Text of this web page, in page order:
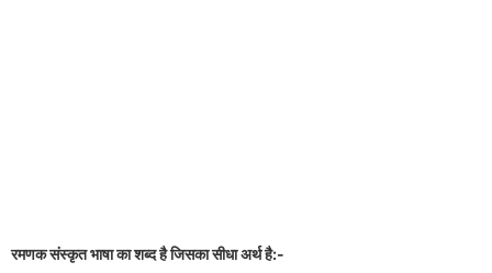
रमणक संस्कृत भाषा का शब्द है जिसका सीधा अर्थ है:-